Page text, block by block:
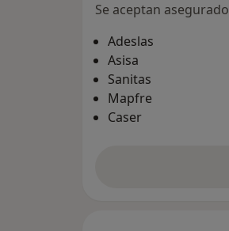
Se aceptan
Adeslas
Asisa
Sanitas
Mapfre
Caser